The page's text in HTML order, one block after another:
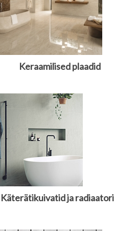
Keraamilised plaadid
Käterätikuivatid ja radiaatorid